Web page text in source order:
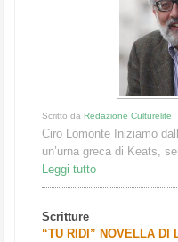
Scritto da Redazione Culturelite
Ciro Lomonte Iniziamo
un’urna greca di Keats,
Leggi tutto
Scritture
“TU RIDI” NOVELLA DI